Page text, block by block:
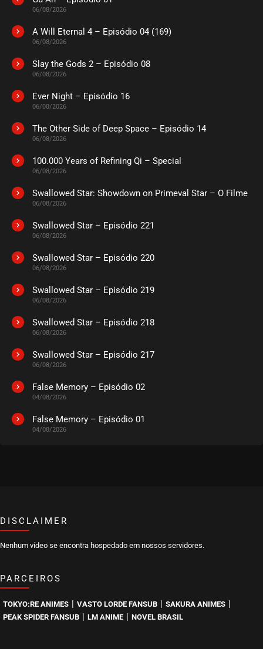
06/08/2026
A Will Eternal 4 – Episódio 04 (169)
06/08/2026
Slay the Gods 2 – Episódio 08
06/08/2026
Ever Night – Episódio 16
06/08/2026
The Other Side of Deep Space – Episódio 14
06/08/2026
100.000 Years of Refining Qi – Special
06/08/2026
Swallowed Star: Showdown on Primeval Star – O Filme
06/08/2026
Swallowed Star – Episódio 221
06/08/2026
Swallowed Star – Episódio 220
06/08/2026
Swallowed Star – Episódio 219
06/08/2026
Swallowed Star – Episódio 218
06/08/2026
Swallowed Star – Episódio 217
06/08/2026
False Memory – Episódio 02
04/08/2026
False Memory – Episódio 01
04/08/2026
DISCLAIMER
Nenhum vídeo se encontra hospedado em nossos servidores.
PARCEIROS
TOKYO:RE ANIMES VASTO LORDE FANSUB SAKURA ANIMES
PEAK SPIDER FANSUB LM ANIME NOVEL BRASIL